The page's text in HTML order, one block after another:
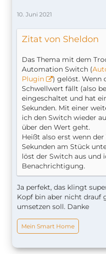
10. Juni 2021
Zitat von Sheldon
Das Thema mit dem
Automation Switch (
Plugin
) gelöst. Wenn
Schwellwert fällt (also
eingeschaltet und hat
Sekunden. Mit einer
ich den Switch wieder
über den Wert geht.
Heißt also erst wenn
Sekunden am Stück
löst der Switch aus und
Benachrichtigung.
Ja perfekt, das klingt
Kopf bin aber nicht drauf
umsetzen soll. Danke
Mein Smart Home